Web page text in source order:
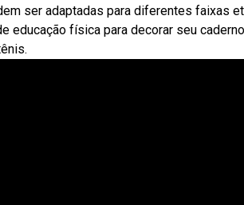
ser adaptadas para diferentes faixas
educação física para decorar seu